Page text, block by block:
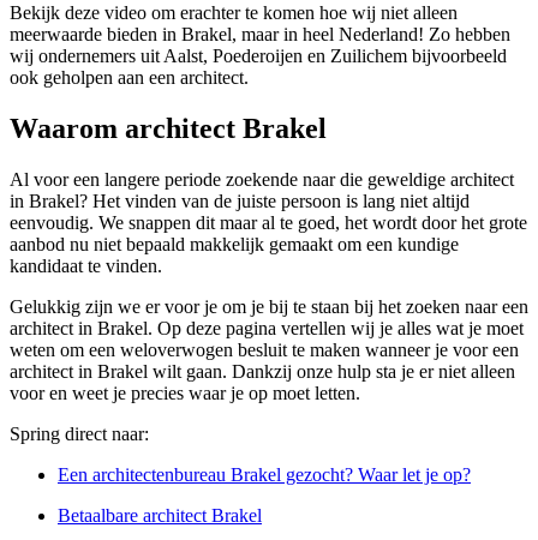
Bekijk deze video om erachter te komen hoe wij niet alleen
meerwaarde bieden in Brakel, maar in heel Nederland! Zo hebben
wij ondernemers uit Aalst, Poederoijen en Zuilichem bijvoorbeeld
ook geholpen aan een architect.
Waarom architect Brakel
Al voor een langere periode zoekende naar die geweldige architect
in Brakel? Het vinden van de juiste persoon is lang niet altijd
eenvoudig. We snappen dit maar al te goed, het wordt door het grote
aanbod nu niet bepaald makkelijk gemaakt om een kundige
kandidaat te vinden.
Gelukkig zijn we er voor je om je bij te staan bij het zoeken naar een
architect in Brakel. Op deze pagina vertellen wij je alles wat je moet
weten om een weloverwogen besluit te maken wanneer je voor een
architect in Brakel wilt gaan. Dankzij onze hulp sta je er niet alleen
voor en weet je precies waar je op moet letten.
Spring direct naar:
Een architectenbureau Brakel gezocht? Waar let je op?
Betaalbare architect Brakel